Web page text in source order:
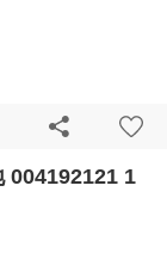
004192121 1